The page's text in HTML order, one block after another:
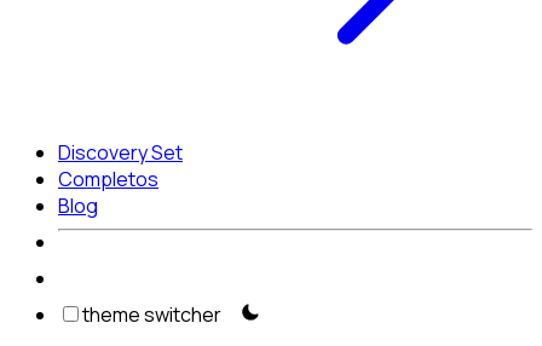
Discovery Set
Completos
Blog
theme switcher